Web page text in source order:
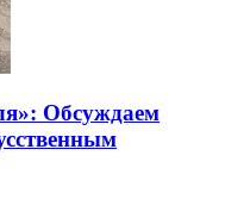
Обсуждаем